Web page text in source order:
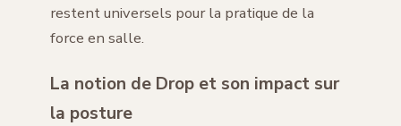
restent universels pour la pratique de la
force en salle.
La notion de Drop et son impact sur
la posture